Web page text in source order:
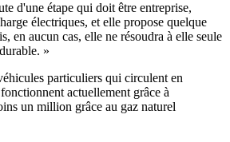
d'une étape qui doit être entreprise,
électriques, et elle propose quelque
en aucun cas, elle ne résoudra à elle seule
»
particuliers qui circulent en
actuellement grâce à
un million grâce au gaz naturel